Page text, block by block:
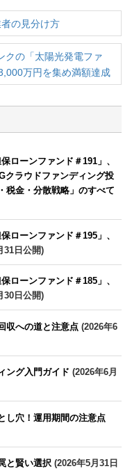
の見分け方
クの「太陽光発電ファ
万円を集め満額達成
ローンファンド＃191」、
クラウドファンディング投
税金・分散戦略」のすべて
ローンファンド＃195」、
31日公開)
ローンファンド＃185」、
30日公開)
収への道と注意点 (2026年6
ング入門ガイド (2026年6月
し穴！運用期間の注意点
と賢い選択 (2026年5月31日